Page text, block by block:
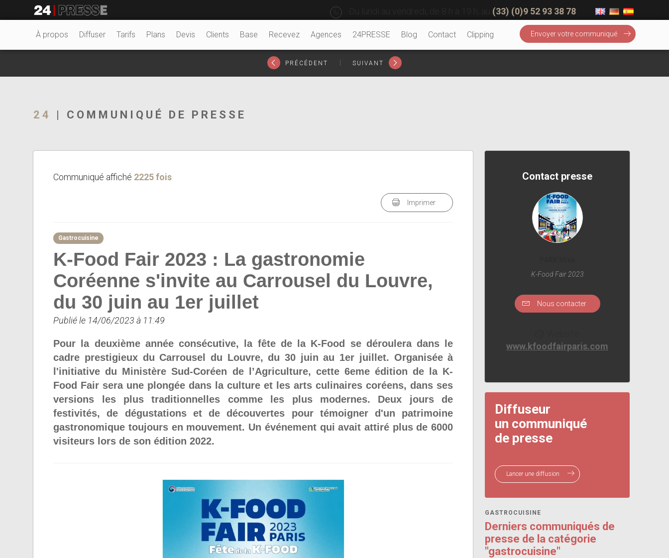
24Presse -
(33) (0)9 52 93 38 78
À propos Diffuser Tarifs Plans Devis Clients Base Recevez Agences 24PRESSE Blog Contact Clipping Envoyer votre communiqué
PRÉCÉDENT SUIVANT
24 | COMMUNIQUÉ DE PRESSE
Communiqué affiché 2225 fois
Imprimer
Gastrocuisine
K-Food Fair 2023 : La gastronomie
Coréenne s'invite au Carrousel du Louvre,
du 30 juin au 1er juillet
Publié le 14/06/2023 à 11:49
Pour la deuxième année consécutive, la fête de la K-Food se déroulera dans le
cadre prestigieux du Carrousel du Louvre, du 30 juin au 1er juillet. Organisée à
l'initiative du Ministère Sud-Coréen de l’Agriculture, cette 6eme édition de la K-
Food Fair sera une plongée dans la culture et les arts culinaires coréens, dans ses
versions les plus traditionnelles comme les plus modernes. Deux jours de
festivités, de dégustations et de découvertes pour témoigner d'un patrimoine
gastronomique toujours en mouvement. Un événement qui avait attiré plus de 6000
visiteurs lors de son édition 2022.
Contact presse
K-Food Fair 2023
Nous contacter
www.kfoodfairparis.com
Diffuseur
un communiqué
de presse
Lancer une diffusion
GASTROCUISINE
Derniers communiqués de
presse de la catégorie
"gastrocuisine"